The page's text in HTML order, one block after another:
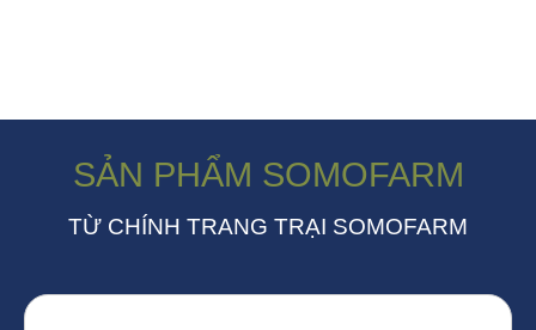
SẢN PHẨM SOMOFARM
TỪ CHÍNH TRANG TRẠI SOMOFARM